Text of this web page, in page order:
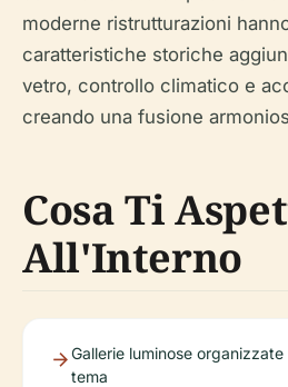
moderne ristrutturazioni
caratteristiche storiche
vetro, controllo climatico e
creando una fusione
Cosa Ti
All'Interno
Gallerie luminose
tema